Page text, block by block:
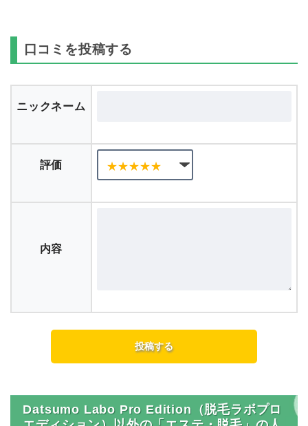
口コミを投稿する
ニックネーム
評価
内容
Datsumo Labo Pro Edition（脱毛ラボプロ